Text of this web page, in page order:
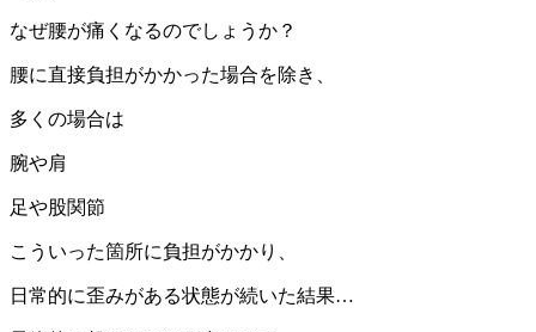
なぜ腰が痛くなるのでしょうか？
腰に直接負担がかかった場合を除き、
多くの場合は
腕や肩
足や股関節
こういった箇所に負担がかかり、
日常的に歪みがある状態が続いた結果…